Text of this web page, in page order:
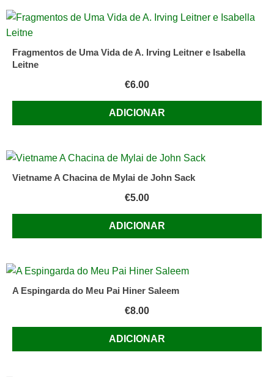
Fragmentos de Uma Vida de A. Irving Leitner e Isabella
Leitne
€6.00
ADICIONAR
Vietname A Chacina de Mylai de John Sack
€5.00
ADICIONAR
A Espingarda do Meu Pai Hiner Saleem
€8.00
ADICIONAR